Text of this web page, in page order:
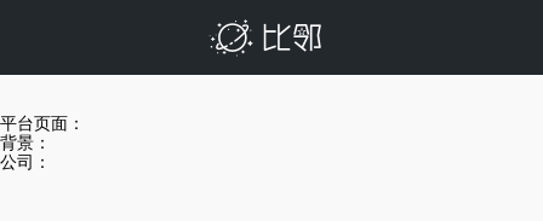
平台页面：
背景：
公司：